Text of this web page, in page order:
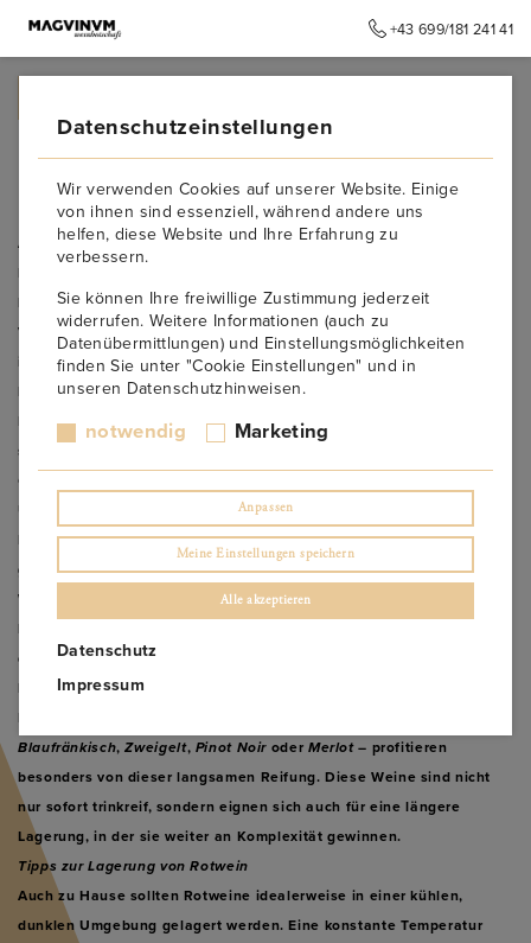
+43 699/181 241 41
Rotwein
Ausgewählte Lagenweine mit internationalem Charakter
Bei
besonderem Fokus aufLagenweineaus Österreich und Europa. Im
Vergleich zu unseren Weißweinen ist unser Rotweinsortiment etwas
internationaler aufgestellt, ohne jedoch den Bezug zu den
heimischen Weinen zu verlieren. Hier finden Sie charakterstarke
Rotweine, die durch ihre Herkunft und Reifung beeindrucken und
speziell für den Genuss über längere Zeiträume geeignet sind.
Optimale Lagerung für gereifte Rotweine
Unsere Rotweine werden bei Magvinum
Lagerräumen aufbewahrt, um einelangsamere Reifungzu
gewährleisten. Bei Temperaturen von etwa 12-14°C entwickeln die
Weine ihre Aromen behutsam und gewinnen an Tiefe. Dies ist
besonders wichtig für die älteren Jahrgänge in unserem Sortiment,
die durch die konstante, kühlere Lagerung ihre optimale Trinkreife
behalten.
Rotweine mit einem höheren
Blaufränkisch,Zweigelt, Pinot Noir oder Merlot– profitieren
besonders von dieser langsamen Reifung. Diese Weine sind nicht
nur sofort trinkreif, sondern eignen sich auch für eine längere
Lagerung, in der sie weiter an Komplexität gewinnen.
Tipps zur Lagerung von Rotwein
Auch zu Hause sollten Rotweine idealerweise in einer kühlen,
dunklen Umgebung gelagert werden. Eine konstante Temperatur
Datenschutzeinstellungen
Wir verwenden Cookies auf unserer Website. Einige
von ihnen sind essenziell, während andere uns
helfen, diese Website und Ihre Erfahrung zu
verbessern.
Sie können Ihre freiwillige Zustimmung jederzeit
widerrufen. Weitere Informationen (auch zu
Datenübermittlungen) und Einstellungsmöglichkeiten
finden Sie unter "Cookie Einstellungen" und in
unseren Datenschutzhinweisen.
notwendig Marketing
Anpassen
Meine Einstellungen speichern
Alle akzeptieren
Datenschutz
Impressum